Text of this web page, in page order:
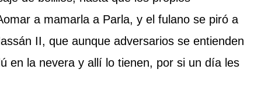
a mamarla a Parla, y el fulano se piró a
II, que aunque adversarios se entienden
en la nevera y allí lo tienen, por si un día les